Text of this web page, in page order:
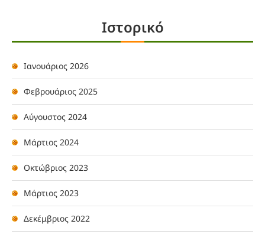
Ιστορικό
Ιανουάριος 2026
Φεβρουάριος 2025
Αύγουστος 2024
Μάρτιος 2024
Οκτώβριος 2023
Μάρτιος 2023
Δεκέμβριος 2022